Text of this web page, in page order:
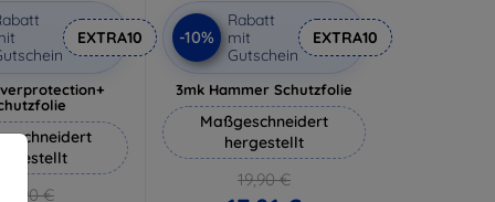
EXTRA10
18,90 €
-10%
Rabatt
mit
Gutschein
EXTRA10
3mk Hammer Schutzfolie
Maßgeschneidert
hergestellt
19,90 €